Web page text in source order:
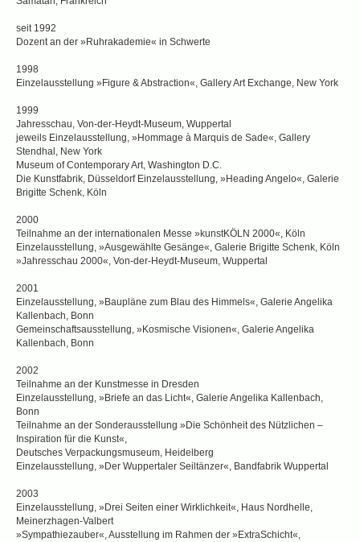
seit 1992
Dozent an der »Ruhrakademie« in Schwerte
1998
Einzelausstellung »Figure & Abstraction«, Gallery Art Exchange, New York
1999
Jahresschau, Von-der-Heydt-Museum, Wuppertal
jeweils Einzelausstellung, »Hommage à Marquis de Sade«, Gallery
Stendhal, New York
Museum of Contemporary Art, Washington D.C.
Die Kunstfabrik, Düsseldorf Einzelausstellung, »Heading Angelo«, Galerie
Brigitte Schenk, Köln
2000
Teilnahme an der internationalen Messe »kunstKÖLN 2000«, Köln
Einzelausstellung, »Ausgewählte Gesänge«, Galerie Brigitte Schenk, Köln
»Jahresschau 2000«, Von-der-Heydt-Museum, Wuppertal
2001
Einzelausstellung, »Baupläne zum Blau des Himmels«, Galerie Angelika
Kallenbach, Bonn
Gemeinschaftsausstellung, »Kosmische Visionen«, Galerie Angelika
Kallenbach, Bonn
2002
Teilnahme an der Kunstmesse in Dresden
Einzelausstellung, »Briefe an das Licht«, Galerie Angelika Kallenbach,
Bonn
Teilnahme an der Sonderausstellung »Die Schönheit des Nützlichen –
Inspiration für die Kunst«,
Deutsches Verpackungsmuseum, Heidelberg
Einzelausstellung, »Der Wuppertaler Seiltänzer«, Bandfabrik Wuppertal
2003
Einzelausstellung, »Drei Seiten einer Wirklichkeit«, Haus Nordhelle,
Meinerzhagen-Valbert
»Sympathiezauber«, Ausstellung im Rahmen der »ExtraSchicht«,